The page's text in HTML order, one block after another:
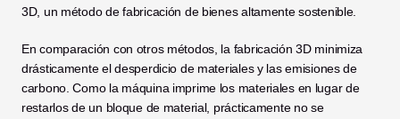
3D, un método de fabricación de bienes altamente sostenible.
En comparación con otros métodos, la fabricación 3D minimiza
drásticamente el desperdicio de materiales y las emisiones de
carbono. Como la máquina imprime los materiales en lugar de
restarlos de un bloque de material, prácticamente no se